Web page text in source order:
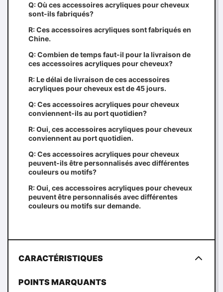
Q: Où ces accessoires acryliques pour cheveux
sont-ils fabriqués?
R: Ces accessoires acryliques sont fabriqués en
Chine.
Q: Combien de temps faut-il pour la livraison de
ces accessoires acryliques pour cheveux?
R: Le délai de livraison de ces accessoires
acryliques pour cheveux est de 45 jours.
Q: Ces accessoires acryliques pour cheveux
conviennent-ils au port quotidien?
R: Oui, ces accessoires acryliques pour cheveux
conviennent au port quotidien.
Q: Ces accessoires acryliques pour cheveux
peuvent-ils être personnalisés avec différentes
couleurs ou motifs?
R: Oui, ces accessoires acryliques pour cheveux
peuvent être personnalisés avec différentes
couleurs ou motifs sur demande.
CARACTÉRISTIQUES
POINTS MARQUANTS